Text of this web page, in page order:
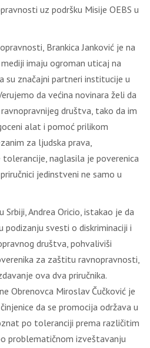
uz podršku Misije OEBS u
Brankica Janković je na
imaju ogroman uticaj na
su značajni partneri institucije u
da većina novinara želi da
društva, tako da im
alat i pomoć prilikom
za ljudska prava,
naglasila je poverenica
jedinstveni ne samo u
Srbiji, Andrea Oricio, istakao je da
podizanju svesti o diskriminaciji i
društva, pohvaliviši
za zaštitu ravnopravnosti,
ova dva priručnika.
Obrenovca Miroslav Čučković je
da se promocija održava u
po toleranciji prema različitim
problematičnom izveštavanju